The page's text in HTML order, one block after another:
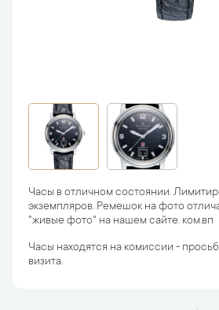
Часы в отличном состоянии.
экземпляров. Ремешок на фото
"живые фото" на нашем сайте. ком.вп
Часы находятся на комиссии -
визита.